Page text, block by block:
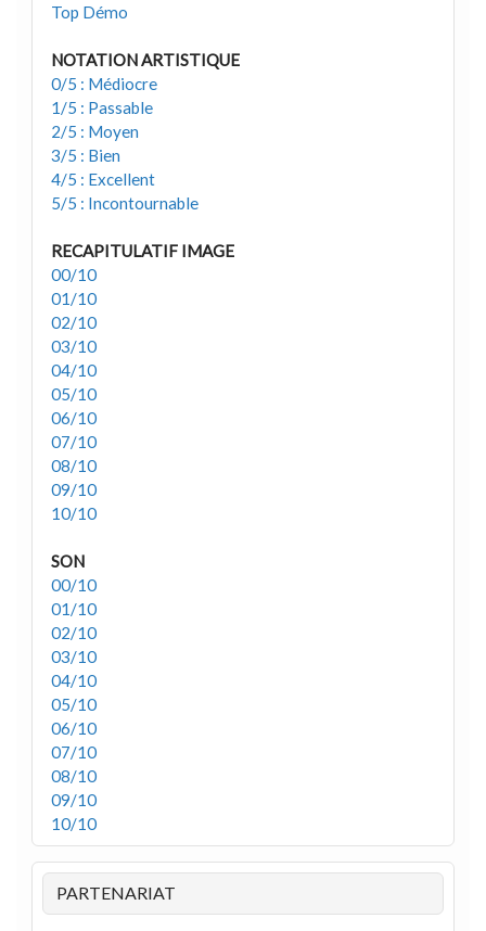
Top Démo
NOTATION ARTISTIQUE
0/5 : Médiocre
1/5 : Passable
2/5 : Moyen
3/5 : Bien
4/5 : Excellent
5/5 : Incontournable
RECAPITULATIF IMAGE
00/10
01/10
02/10
03/10
04/10
05/10
06/10
07/10
08/10
09/10
10/10
SON
00/10
01/10
02/10
03/10
04/10
05/10
06/10
07/10
08/10
09/10
10/10
PARTENARIAT